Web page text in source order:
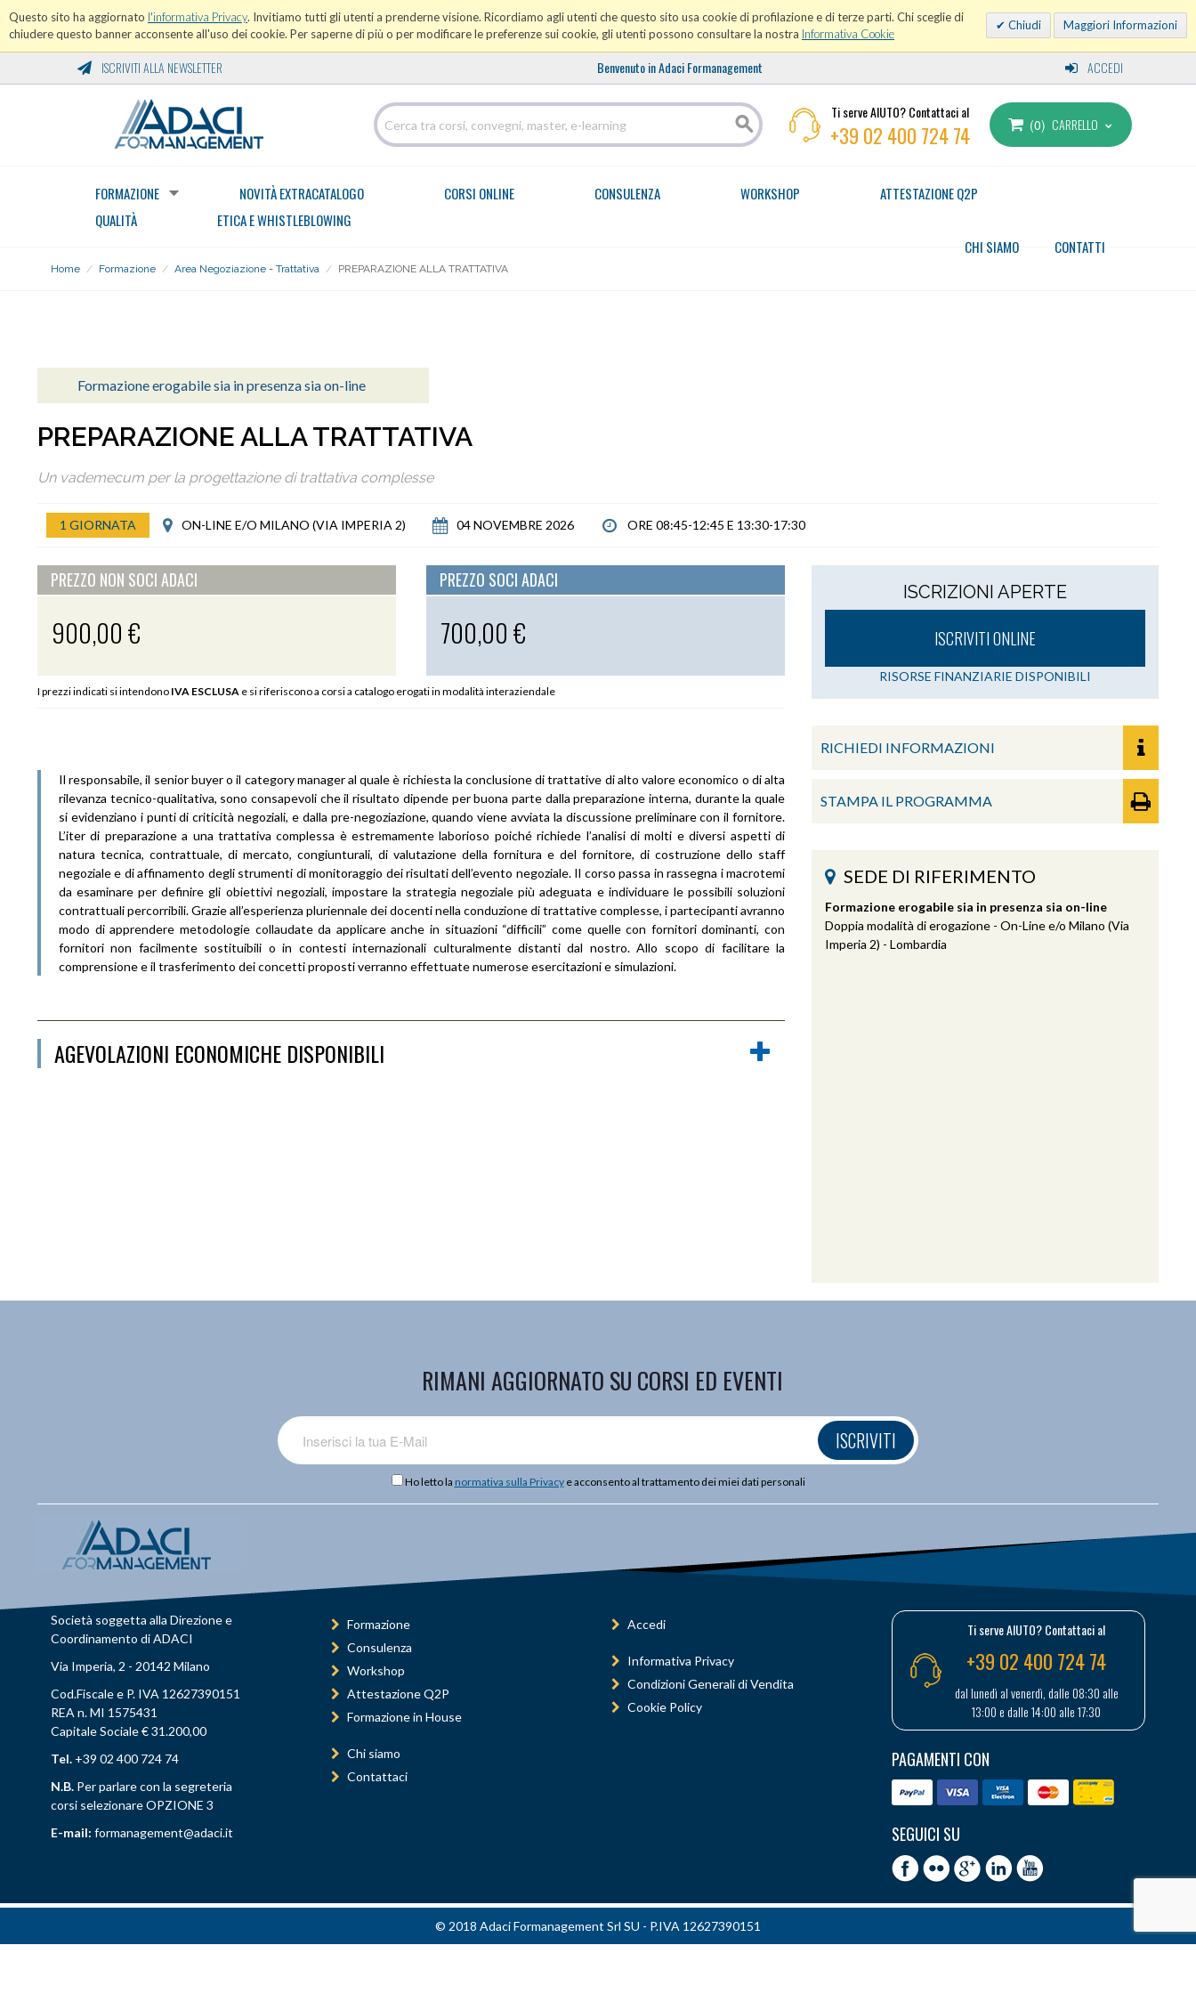
Questo sito ha aggiornato l'informativa Privacy. Invitiamo tutti gli utenti a prenderne visione. Ricordiamo agli utenti che questo sito usa cookie di profilazione e di terze parti. Chi sceglie di
chiudere questo banner acconsente all'uso dei cookie. Per saperne di più o per modificare le preferenze sui cookie, gli utenti possono consultare la nostra Informativa Cookie
Chiudi Maggiori Informazioni
ISCRIVITI ALLA NEWSLETTER Benvenuto in Adaci Formanagement ACCEDI
Ti serve AIUTO? Contattaci al
+39 02 400 724 74 0 CARRELLO
FORMAZIONE NOVITÀ EXTRACATALOGO CORSI ONLINE CONSULENZA WORKSHOP
ATTESTAZIONE Q2P
QUALITÀ
ETICA E WHISTLEBLOWING
CONTATTI
CHI SIAMO
Home / Formazione / Area Negoziazione - Trattativa / PREPARAZIONE ALLA TRATTATIVA
Formazione erogabile sia in presenza sia on-line
PREPARAZIONE ALLA TRATTATIVA
Un vademecum per la progettazione di trattativa complesse
1 GIORNATA ON-LINE E/O MILANO (VIA IMPERIA 2) 04 NOVEMBRE 2026 ORE 08:45-12:45 E 13:30-17:30
PREZZO NON SOCI ADACI
900,00 €
PREZZO SOCI ADACI
700,00 €
I prezzi indicati si intendono IVA ESCLUSA e si riferiscono a corsi a catalogo erogati in modalità interaziendale
ISCRIZIONI APERTE
ISCRIVITI ONLINE
RISORSE FINANZIARIE DISPONIBILI
Il responsabile, il senior buyer o il category manager al quale è richiesta la conclusione di trattative di alto valore economico o di alta
rilevanza tecnico-qualitativa, sono consapevoli che il risultato dipende per buona parte dalla preparazione interna, durante la quale
si evidenziano i punti di criticità negoziali, e dalla pre-negoziazione, quando viene avviata la discussione preliminare con il fornitore.
L’iter di preparazione a una trattativa complessa è estremamente laborioso poiché richiede l’analisi di molti e diversi aspetti di
natura tecnica, contrattuale, di mercato, congiunturali, di valutazione della fornitura e del fornitore, di costruzione dello staff
negoziale e di affinamento degli strumenti di monitoraggio dei risultati dell’evento negoziale. Il corso passa in rassegna i macrotemi
da esaminare per definire gli obiettivi negoziali, impostare la strategia negoziale più adeguata e individuare le possibili soluzioni
contrattuali percorribili. Grazie all’esperienza pluriennale dei docenti nella conduzione di trattative complesse, i partecipanti avranno
modo di apprendere metodologie collaudate da applicare anche in situazioni “difficili” come quelle con fornitori dominanti, con
fornitori non facilmente sostituibili o in contesti internazionali culturalmente distanti dal nostro. Allo scopo di facilitare la
comprensione e il trasferimento dei concetti proposti verranno effettuate numerose esercitazioni e simulazioni.
AGEVOLAZIONI ECONOMICHE DISPONIBILI
RICHIEDI INFORMAZIONI
STAMPA IL PROGRAMMA
SEDE DI RIFERIMENTO
Formazione erogabile sia in presenza sia on-line
Doppia modalità di erogazione - On-Line e/o Milano (Via
Imperia 2) - Lombardia
RIMANI AGGIORNATO SU CORSI ED EVENTI
ISCRIVITI
Ho letto la normativa sulla Privacye acconsento al trattamento dei miei dati personali
Società soggetta alla Direzione e
Coordinamento di ADACI
Via Imperia, 2 - 20142 Milano
Cod.Fiscale e P. IVA 12627390151
REA n. MI 1575431
Capitale Sociale € 31.200,00
Tel. +39 02 400 724 74
N.B. Per parlare con la segreteria
corsi selezionare OPZIONE 3
E-mail: formanagement@adaci.it
Formazione
Consulenza
Workshop
Attestazione Q2P
Formazione in House
Chi siamo
Contattaci
Accedi
Informativa Privacy
Condizioni Generali di Vendita
Cookie Policy
Ti serve AIUTO? Contattaci al
+39 02 400 724 74
dal lunedì al venerdì, dalle 08:30 alle
13:00 e dalle 14:00 alle 17:30
PAGAMENTI CON
SEGUICI SU
© 2018 Adaci Formanagement Srl SU - P.IVA 12627390151